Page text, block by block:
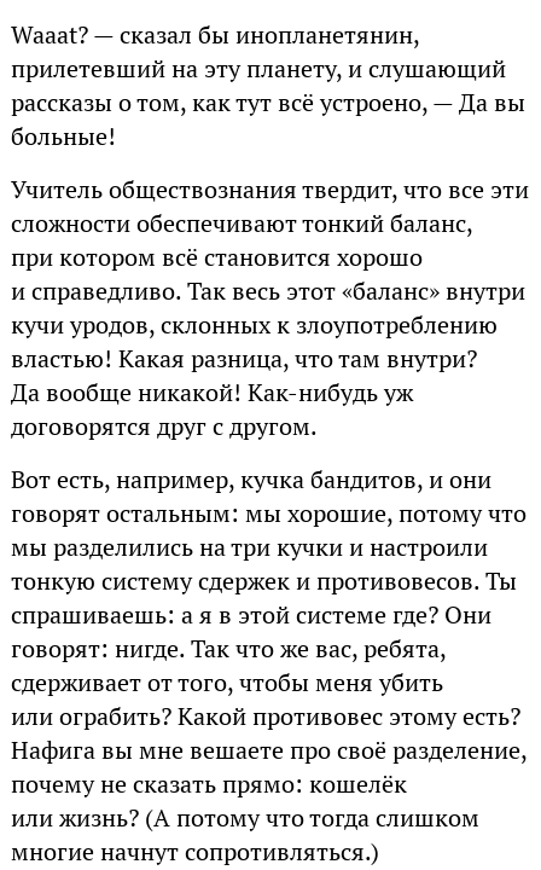
Waaat? — сказал бы инопланетянин,
прилетевший на эту планету, и слушающий
рассказы о том, как тут всё устроено, — Да вы
больные!
Учитель обществознания твердит, что все эти
сложности обеспечивают тонкий баланс,
при котором всё становится хорошо
и справедливо. Так весь этот «баланс» внутри
кучи уродов, склонных к злоупотреблению
властью! Какая разница, что там внутри?
Да вообще никакой! Как-нибудь уж
договорятся друг с другом.
Вот есть, например, кучка бандитов, и они
говорят остальным: мы хорошие, потому что
мы разделились на три кучки и настроили
тонкую систему сдержек и противовесов. Ты
спрашиваешь: а я в этой системе где? Они
говорят: нигде. Так что же вас, ребята,
сдерживает от того, чтобы меня убить
или ограбить? Какой противовес этому есть?
Нафига вы мне вешаете про своё разделение,
почему не сказать прямо: кошелёк
или жизнь? (А потому что тогда слишком
многие начнут сопротивляться.)